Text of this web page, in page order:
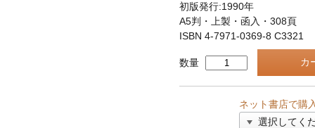
初版発行:1990年
A5判・上製・函入・308頁
ISBN 4-7971-0369-8 C3321
数量
ネット書店で購